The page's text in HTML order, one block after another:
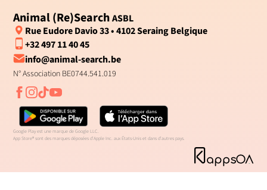
Animal (Re)SearchASBL
Rue Eudore Davio 33 • 4102 Seraing Belgique
+32 497 11 40 45
info@animal-search.be
N° Association BE0744.541.019
Google Play est une marque de Google LLC.
App Store® sont des marques déposées d'Apple Inc. aux États-Unis et dans d'autres pays.